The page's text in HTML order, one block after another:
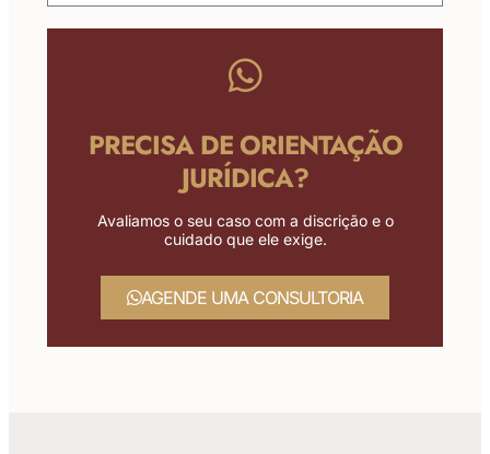
PRECISA DE ORIENTAÇÃO
JURÍDICA?
Avaliamos o seu caso com a discrição e o
cuidado que ele exige.
AGENDE UMA CONSULTORIA